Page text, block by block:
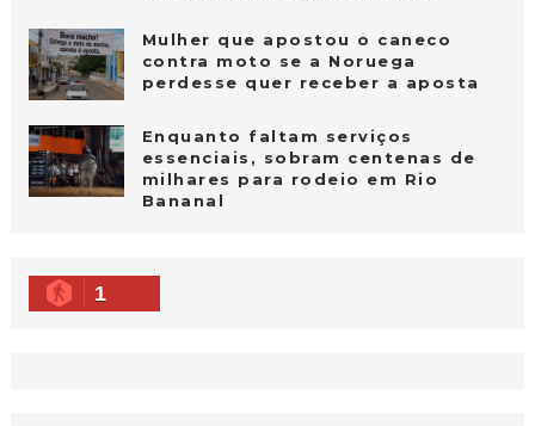
Mulher que apostou o caneco
contra moto se a Noruega
perdesse quer receber a aposta
Enquanto faltam serviços
essenciais, sobram centenas de
milhares para rodeio em Rio
Bananal
1